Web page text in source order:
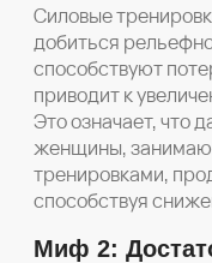
Силовые
добиться
способствуют
приводит к
Это означает, что
женщины,
тренировками,
способствуя
Миф 2: